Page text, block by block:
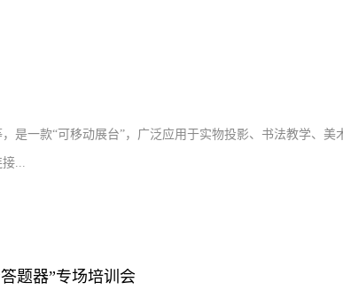
是一款“可移动展台”，广泛应用于实物投影、书法教学、美
...
题器”专场培训会